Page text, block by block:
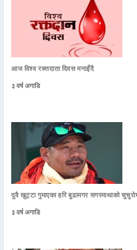
आज विश्व रक्तदाता दिवस मनाइँदै
३ वर्ष अगाडि
दुवै खुट्टा गुमाएका हरि बुढामगर सगरमाथाको
३ वर्ष अगाडि